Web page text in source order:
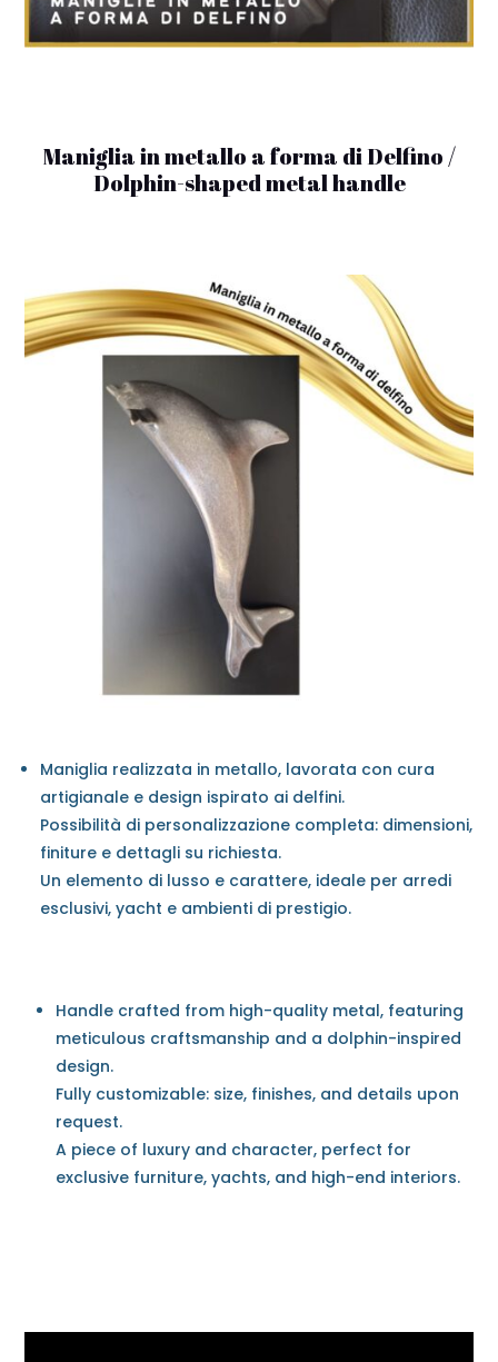
Maniglia in metallo a forma di Delfino /
Dolphin-shaped metal handle
Maniglia realizzata in metallo, lavorata con cura
artigianale e design ispirato ai delfini.
Possibilità di personalizzazione completa: dimensioni,
finiture e dettagli su richiesta.
Un elemento di lusso e carattere, ideale per arredi
esclusivi, yacht e ambienti di prestigio.
Handle crafted from high-quality metal, featuring
meticulous craftsmanship and a dolphin-inspired
design.
Fully customizable: size, finishes, and details upon
request.
A piece of luxury and character, perfect for
exclusive furniture, yachts, and high-end interiors.